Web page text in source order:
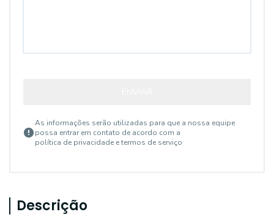
As informações serão utilizadas para que a nossa equipe
possa entrar em contato de acordo com a
política de privacidade e termos de serviço
Descrição